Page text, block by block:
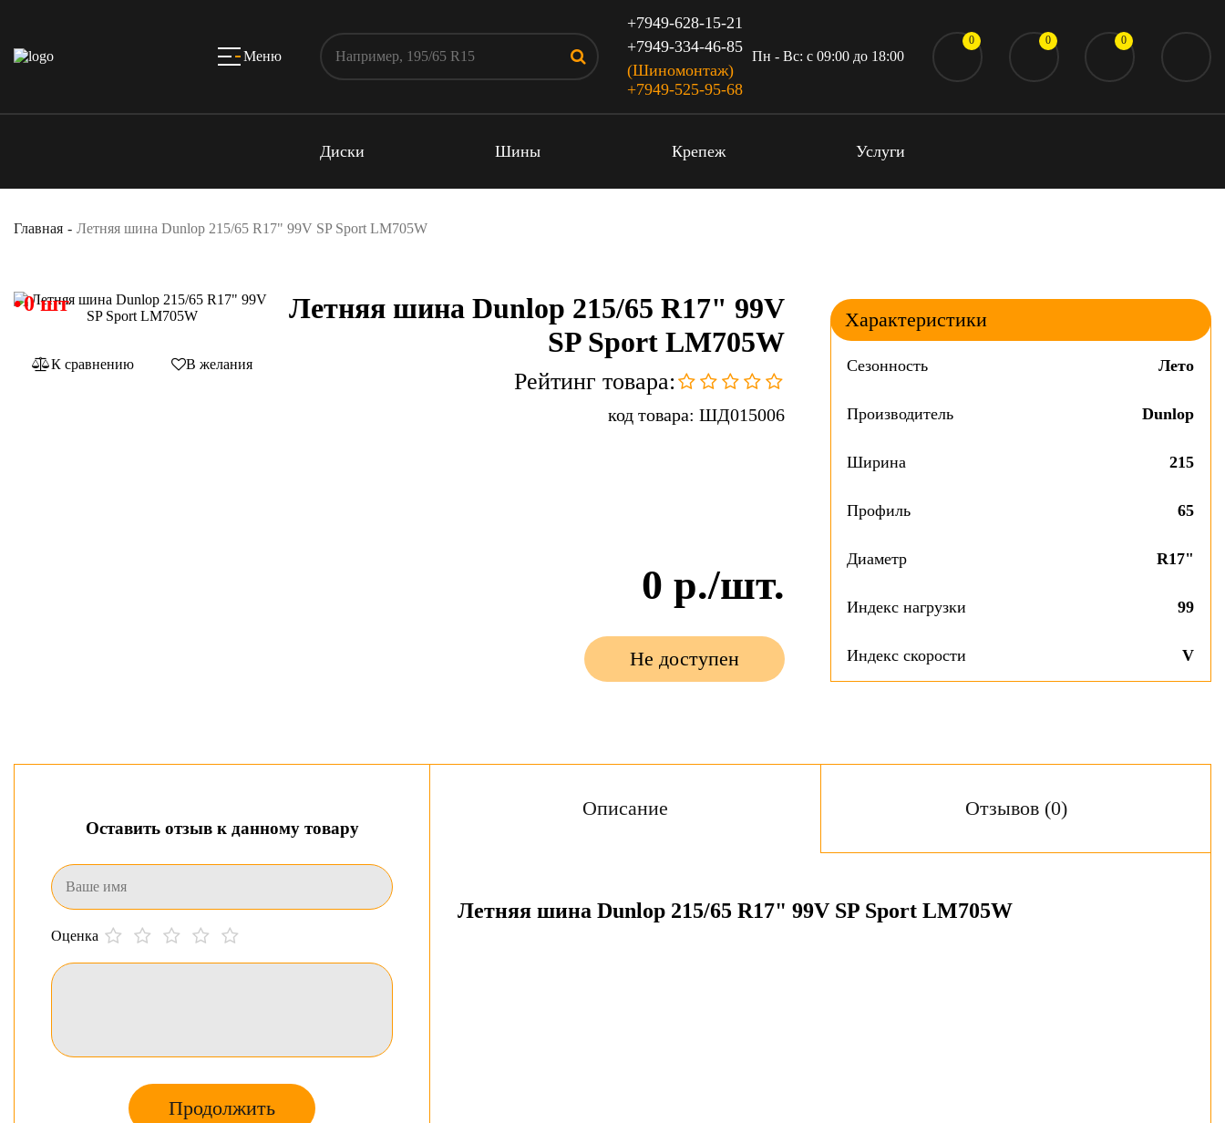
Меню
+7949-628-15-21
+7949-334-46-85
(Шиномонтаж)
+7949-525-95-68
Пн - Вс: c 09:00 до 18:00
0 0 0
Диски Шины Крепеж Услуги
Главная Летняя шина Dunlop 215/65 R17" 99V SP Sport LM705W
0 шт
К сравнению В желания
Летняя шина Dunlop 215/65 R17" 99V
SP Sport LM705W
Рейтинг товара:
код товара: ШД015006
0 р./шт.
Не доступен
Характеристики
Сезонность Лето
Производитель Dunlop
Ширина 215
Профиль 65
Диаметр R17"
Индекс нагрузки 99
Индекс скорости V
Оставить отзыв к данному товару
Оценка
Продолжить
Описание Отзывов (0)
Летняя шина Dunlop 215/65 R17" 99V SP Sport LM705W